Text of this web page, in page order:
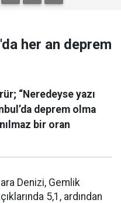
her an deprem
“Neredeyse yazı
deprem olma
bir oran
Denizi, Gemlik
5,1, ardından